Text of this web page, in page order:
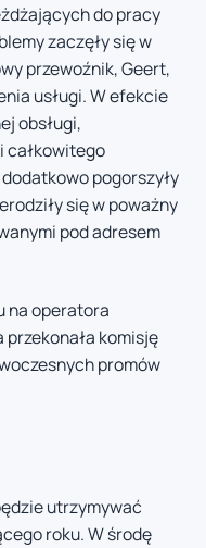
do pracy
zaczęły się w
przewoźnik, Geert,
usługi. W efekcie
obsługi,
całkowitego
pogorszyły
się w poważny
pod adresem
na operatora
komisję
promów
utrzymywać
roku. W środę